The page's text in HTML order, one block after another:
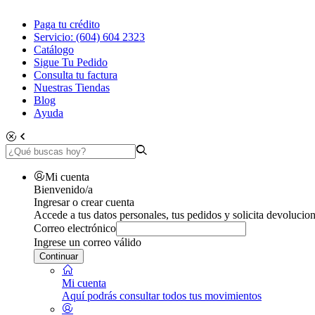
Paga tu crédito
Servicio: (604) 604 2323
Catálogo
Sigue Tu Pedido
Consulta tu factura
Nuestras Tiendas
Blog
Ayuda
Mi cuenta
Bienvenido/a
Ingresar o crear cuenta
Accede a tus datos personales, tus pedidos y solicita
Correo electrónico
Ingrese un correo válido
Continuar
Mi cuenta
Aquí podrás consultar todos tus movimientos